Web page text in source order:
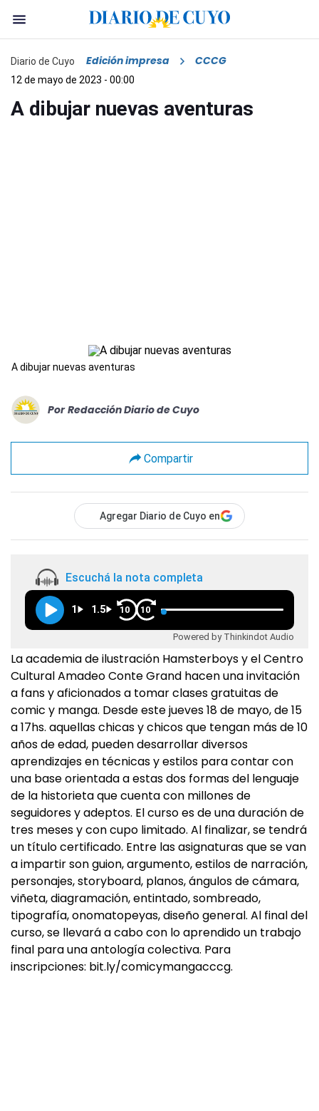
Diario de Cuyo Edición impresa CCCG
12 de mayo de 2023 - 00:00
A dibujar nuevas aventuras
A dibujar nuevas aventuras
Por Redacción Diario de Cuyo
Compartir
Agregar Diario de Cuyo en
Escuchá la nota completa
1 1.5 10 10
Powered by Thinkindot Audio
La academia de ilustración Hamsterboys y el Centro
Cultural Amadeo Conte Grand hacen una invitación
a fans y aficionados a tomar clases gratuitas de
comic y manga. Desde este jueves 18 de mayo, de 15
a 17hs. aquellas chicas y chicos que tengan más de 10
años de edad, pueden desarrollar diversos
aprendizajes en técnicas y estilos para contar con
una base orientada a estas dos formas del lenguaje
de la historieta que cuenta con millones de
seguidores y adeptos. El curso es de una duración de
tres meses y con cupo limitado. Al finalizar, se tendrá
un título certificado. Entre las asignaturas que se van
a impartir son guion, argumento, estilos de narración,
personajes, storyboard, planos, ángulos de cámara,
viñeta, diagramación, entintado, sombreado,
tipografía, onomatopeyas, diseño general. Al final del
curso, se llevará a cabo con lo aprendido un trabajo
final para una antología colectiva. Para
inscripciones: bit.ly/comicymangacccg.